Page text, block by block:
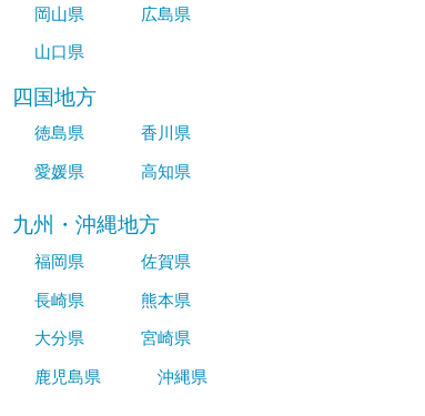
岡山県
広島県
山口県
四国地方
徳島県
香川県
愛媛県
高知県
九州・沖縄地方
福岡県
佐賀県
長崎県
熊本県
大分県
宮崎県
鹿児島県
沖縄県